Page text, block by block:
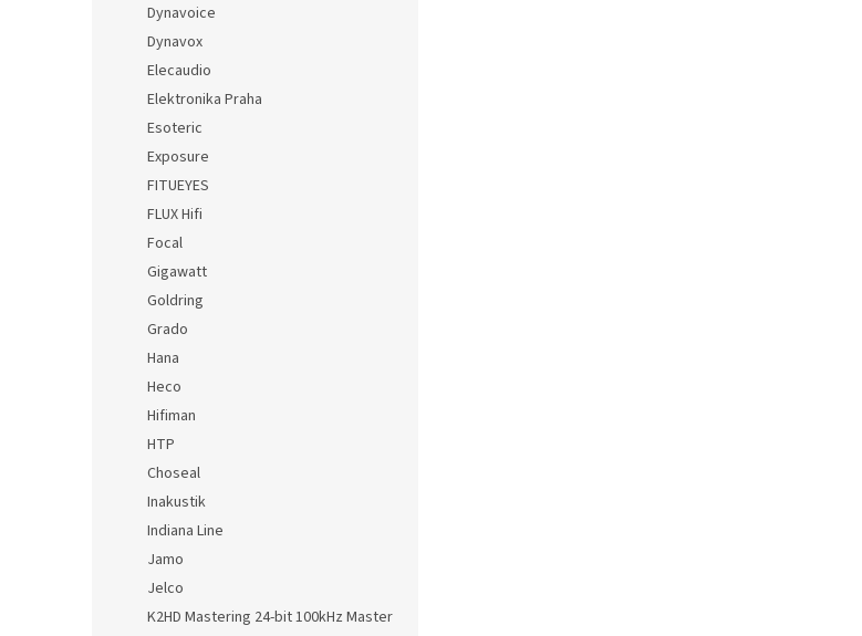
Dynavoice
Dynavox
Elecaudio
Elektronika Praha
Esoteric
Exposure
FITUEYES
FLUX Hifi
Focal
Gigawatt
Goldring
Grado
Hana
Heco
Hifiman
HTP
Choseal
Inakustik
Indiana Line
Jamo
Jelco
K2HD Mastering 24-bit 100kHz Master